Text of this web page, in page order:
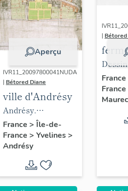
Aperçu
IVR11_20097800041NUDA
| Bétored Diane
ville d'Andrésy
Andrésy.
Localisation des
maisons de
campagne en 1731 :
Trélan (d'après le
plan terrier).
France > Île-de-
France > Yvelines>
Andrésy
|
France
France